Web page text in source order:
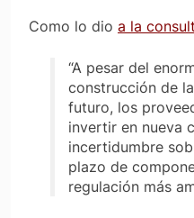
Como lo dio a la
“A pesar del
construcción de
futuro, los
invertir en nueva
incertidumbre
plazo de
regulación más